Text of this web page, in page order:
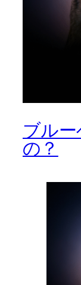
ブル
の？